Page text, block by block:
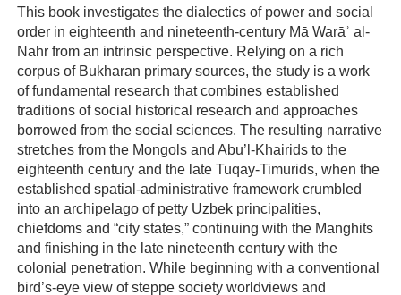
This book investigates the dialectics of power and social
order in eighteenth and nineteenth-century Mā Warāʾ al-
Nahr from an intrinsic perspective. Relying on a rich
corpus of Bukharan primary sources, the study is a work
of fundamental research that combines established
traditions of social historical research and approaches
borrowed from the social sciences. The resulting narrative
stretches from the Mongols and Abu’l-Khairids to the
eighteenth century and the late Tuqay-Timurids, when the
established spatial-administrative framework crumbled
into an archipelago of petty Uzbek principalities,
chiefdoms and “city states,” continuing with the Manghits
and finishing in the late nineteenth century with the
colonial penetration. While beginning with a conventional
bird’s-eye view of steppe society worldviews and